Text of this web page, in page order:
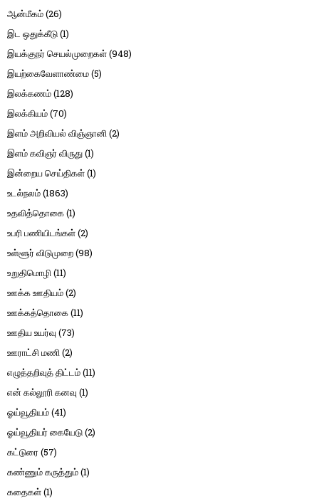
ஆன்மீகம்(26)
இட ஒதுக்கீடு(1)
இயக்குநர் செயல்முறைகள்(948)
இயற்கைவேளாண்மை(5)
இலக்கணம்(128)
இலக்கியம்(70)
இளம் அறிவியல் விஞ்ஞானி(2)
இளம் கவிஞர் விருது(1)
இன்றைய செய்திகள்(1)
உடல்நலம்(1863)
உதவித்தொகை(1)
உபரி பணியிடங்கள்(2)
உள்ளூர் விடுமுறை(98)
உறுதிமொழி(11)
ஊக்க ஊதியம்(2)
ஊக்கத்தொகை(11)
ஊதிய உயர்வு (73)
ஊராட்சி மணி(2)
எழுத்தறிவுத் திட்டம்(11)
என் கல்லூரி கனவு (1)
ஓய்வூதியம்(41)
ஓய்வூதியர் கையேடு(2)
கட்டுரை (57)
கண்ணும் கருத்தும்(1)
கதைகள்(1)